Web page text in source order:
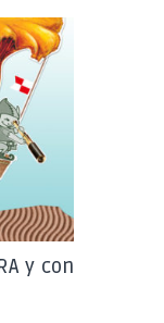
y con